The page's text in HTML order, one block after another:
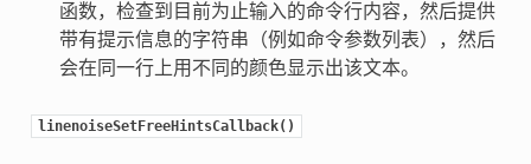
函数，检查到目前为止输入的命令行内容，然后提供
带有提示信息的字符串（例如命令参数列表），然后
会在同一行上用不同的颜色显示出该文本。
linenoiseSetFreeHintsCallback()